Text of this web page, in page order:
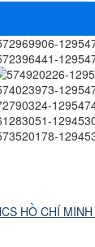
HỒ CHÍ MINH